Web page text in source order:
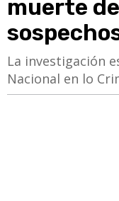
muerte
La investigación
Nacional en lo